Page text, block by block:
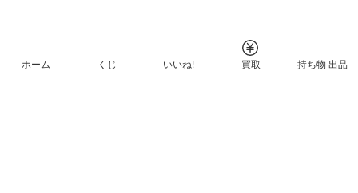
ホーム くじ いいね! 買取 持ち物 出品